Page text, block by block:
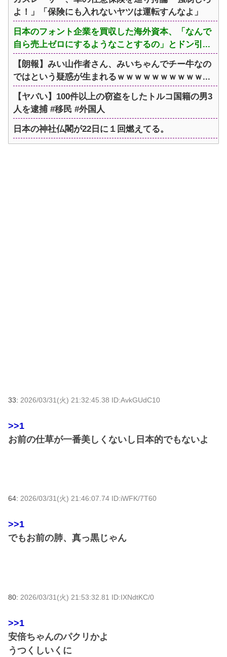
よ！」「保険にも入れないヤツは運転すんなよ」
日本のフォント企業を買収した海外資本、「なんで
自ら売上ゼロにするようなことするの」とドン引...
【朗報】みい山作者さん、みいちゃんでチー牛なの
ではという疑惑が生まれるｗｗｗｗｗｗｗｗｗｗ...
【ヤバい】100件以上の窃盗をしたトルコ国籍の男3
人を逮捕 #移民 #外国人
日本の神社仏閣が22日に１回燃えてる。
33: 2026/03/31(火) 21:32:45.38 ID:AvkGUdC10
>>1
お前の仕草が一番美しくないし日本的でもないよ
64: 2026/03/31(火) 21:46:07.74 ID:iWFK/7T60
>>1
でもお前の肺、真っ黒じゃん
80: 2026/03/31(火) 21:53:32.81 ID:IXNdtKC/0
>>1
安倍ちゃんのパクリかよ
うつくしいくに